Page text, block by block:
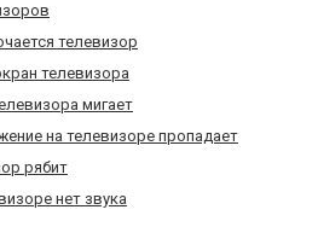
телевизор
телевизора
мигает
на телевизоре пропадает
рябит
нет звука